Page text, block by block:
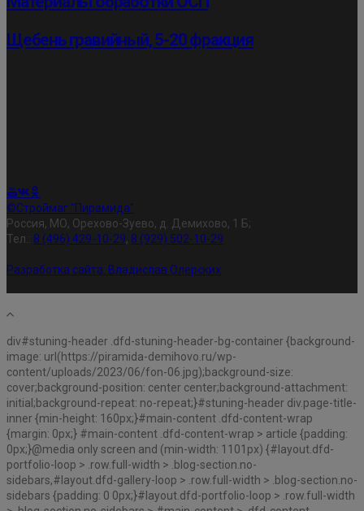
Щебень гравийный, 5-20 фракция
©Строймаг "Пирамида"
Россия, МО, Орехово-Зуево, д. Демихово, 1 Б;
Тел.: 8 (496) 429-10-29, 8 (929) 502-10-29
Разработка сайта: Владислав Олерских
div#stuning-header .dfd-stuning-header-bg-container {background-
image: url(https://piramida-demihovo.ru/wp-
content/uploads/2023/06/fon-06.jpg);background-size:
cover;background-position: center center;background-attachment:
initial;background-repeat: no-repeat;}#stuning-header div.page-title-
inner {min-height: 160px;}#main-content .dfd-content-wrap
{margin: 0px;} #main-content .dfd-content-wrap > article {padding:
0px;}@media only screen and (min-width: 1101px) {#layout.dfd-
portfolio-loop > .row.full-width > .blog-section.no-
sidebars,#layout.dfd-gallery-loop > .row.full-width > .blog-section.no-
sidebars {padding: 0 0px;}#layout.dfd-portfolio-loop > .row.full-width